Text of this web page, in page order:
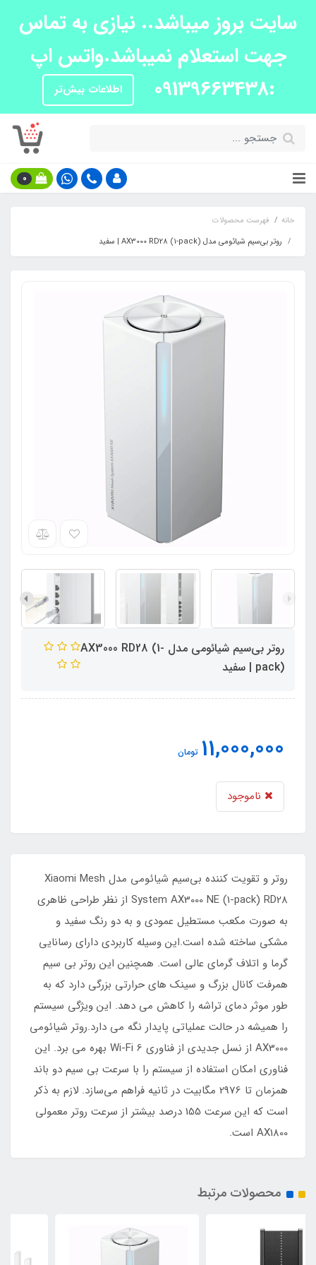
سایت بروز میباشد.. نیازی به تماس
جهت استعلام نمیباشد.واتس اپ
:09139663438
اطلاعات بیش‌تر
0
خانه
فهرست محصولات
روتر بی‌سیم شیائومی مدل AX3000 RD28 (1-pack) | سفید
روتر بی‌سیم شیائومی مدل AX3000 RD28 (1-
pack) | سفید
11,000,000 تومان
ناموجود
روتر و تقویت کننده بی‌سیم شیائومی مدل Xiaomi Mesh
System AX3000 NE (1-pack) RD28 از نظر طراحی ظاهری
به صورت مکعب مستطیل عمودی و به دو رنگ سفید و
مشکی ساخته شده است.این وسیله کاربردی دارای رسانایی
گرما و اتلاف گرمای عالی است. همچنین این روتر بی سیم
همرفت کانال بزرگ و سینک های حرارتی بزرگی دارد که به
طور موثر دمای تراشه را کاهش می دهد. این ویژگی سیستم
را همیشه در حالت عملیاتی پایدار نگه می دارد.روتر شیائومی
AX3000 از نسل جدیدی از فناوری Wi-Fi 6 بهره می برد. این
فناوری امکان استفاده از سیستم را با سرعت بی سیم دو باند
همزمان تا 2976 مگابیت در ثانیه فراهم می‌سازد. لازم به ذکر
است که این سرعت 155 درصد بیشتر از سرعت روتر معمولی
AX1800 است.
محصولات مرتبط